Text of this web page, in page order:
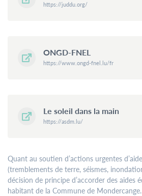
https://juddu.org/
ONGD-FNEL
https://www.ongd-fnel.lu/fr
Le soleil dans la main
https://asdm.lu/
Quant au soutien d’actions urgentes
(tremblements de terre, séismes,
décision de principe d’accorder des aides
habitant de la Commune de Mondercange.